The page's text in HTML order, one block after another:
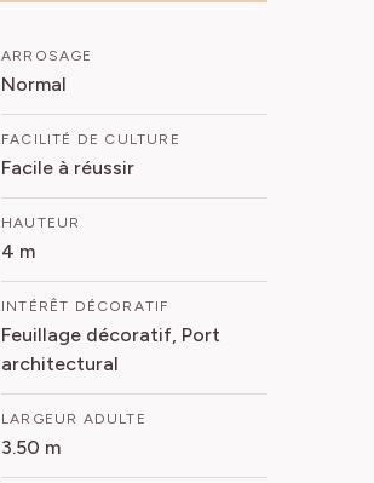
ARROSAGE
Normal
FACILITÉ DE CULTURE
Facile à réussir
HAUTEUR
4 m
INTÉRÊT DÉCORATIF
Feuillage décoratif, Port
architectural
LARGEUR ADULTE
3.50 m